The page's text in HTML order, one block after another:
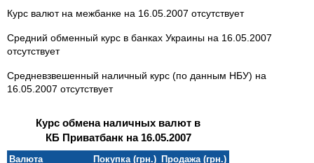
Курс валют на межбанке на 16.05.2007 отсутствует
Средний обменный курс в банках Украины на 16.05.2007
отсутствует
Средневзвешенный наличный курс (по данным НБУ) на
16.05.2007 отсутствует
Курс обмена наличных валют в
КБ Приватбанк на 16.05.2007
Валюта Покупка (грн.) Продажа (грн.)